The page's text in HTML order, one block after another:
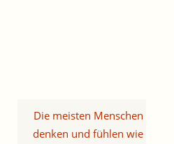
Die meisten Menschen
denken und fühlen wie